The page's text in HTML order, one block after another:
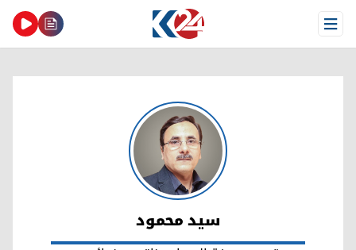
Open Menu
سيد محمود
سيد محمود